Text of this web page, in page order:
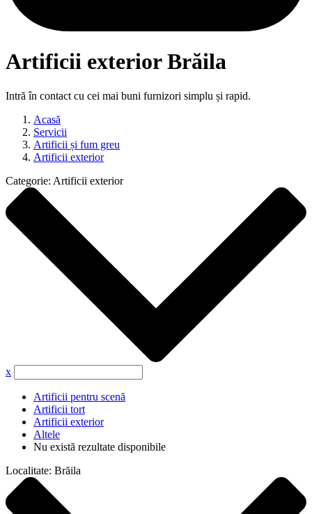
Artificii exterior Brăila
Intră în contact cu cei mai buni furnizori simplu și rapid.
Acasă
Servicii
Artificii și fum greu
Artificii exterior
Categorie: Artificii exterior
x
Artificii pentru scenă
Artificii tort
Artificii exterior
Altele
Nu există rezultate disponibile
Localitate: Brăila